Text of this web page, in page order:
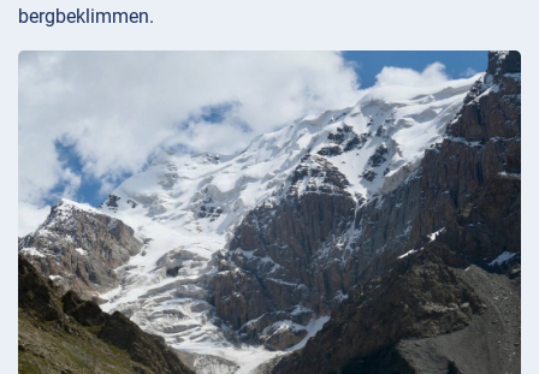
bergbeklimmen.